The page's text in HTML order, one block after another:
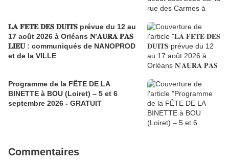
𝐋𝐀 𝐅𝐄𝐓𝐄 𝐃𝐄𝐒 𝐃𝐔𝐈𝐓𝐒 prévue du 12 au
17 août 2026 à Orléans 𝐍’𝐀𝐔𝐑𝐀 𝐏𝐀𝐒
𝐋𝐈𝐄𝐔 : communiqués de NANOPROD
et de la VILLE
Programme de la FÊTE DE LA
BINETTE à BOU (Loiret) – 5 et 6
septembre 2026 - GRATUIT
Commentaires